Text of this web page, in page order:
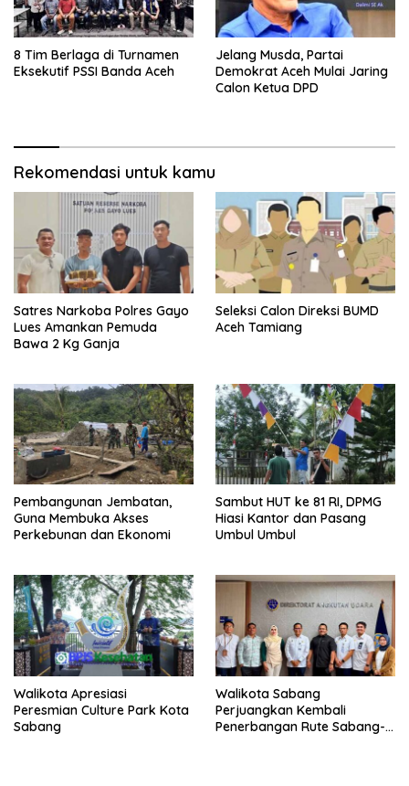
8 Tim Berlaga di Turnamen
Eksekutif PSSI Banda Aceh
Jelang Musda, Partai
Demokrat Aceh Mulai Jaring
Calon Ketua DPD
Rekomendasi untuk kamu
Satres Narkoba Polres Gayo
Lues Amankan Pemuda
Bawa 2 Kg Ganja
Seleksi Calon Direksi BUMD
Aceh Tamiang
Pembangunan Jembatan,
Guna Membuka Akses
Perkebunan dan Ekonomi
Sambut HUT ke 81 RI, DPMG
Hiasi Kantor dan Pasang
Umbul Umbul
Walikota Apresiasi
Peresmian Culture Park Kota
Sabang
Walikota Sabang
Perjuangkan Kembali
Penerbangan Rute Sabang-